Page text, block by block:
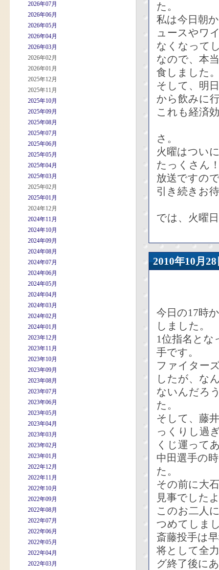
2026年07月
2026年06月
2026年05月
2026年04月
2026年03月
2026年02月
2026年01月
2025年12月
2025年11月
2025年10月
2025年09月
2025年08月
2025年07月
2025年06月
2025年05月
2025年04月
2025年03月
2025年02月
2025年01月
2024年12月
2024年11月
2024年10月
2024年09月
2024年08月
2024年07月
2024年06月
2024年05月
2024年04月
2024年03月
2024年02月
2024年01月
2023年12月
2023年11月
2023年10月
2023年09月
2023年08月
2023年07月
2023年06月
2023年05月
2023年04月
2023年03月
2023年02月
2023年01月
2022年12月
2022年11月
2022年10月
2022年09月
2022年08月
2022年07月
2022年06月
2022年05月
2022年04月
2022年03月
た。
私は今日朝
ュースやワ
なくなって
なので、本
食しました
そして、明
から飲みに
これも経済
さ。
火曜はつい
たっくさん
放送ですの
引き続きお
では、火曜
2010年10
今日の17時
しました。
1位指名と
手です。
ファイター
したが、な
ないんだろ
た。
そして、藤
っくりし過
くじ運って
中田選手の
た。
その前に大
見事でした
このお二人
つめてしま
斎藤投手は
将として全
グ終了後に